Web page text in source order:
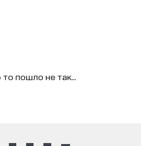
то пошло не так...